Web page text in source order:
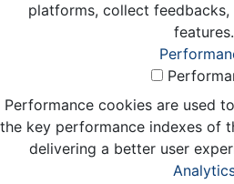
platforms, collect
features.
Performance cookies are used
the key performance indexes of
delivering a better user